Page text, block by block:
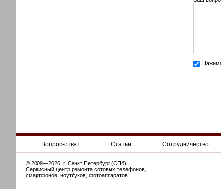
Вопрос-ответ Статьи Сотрудничество
© 2009—2026 г. Санкт Петербург (СПб)
Сервисный центр ремонта сотовых телефонов,
смартфонов, ноутбуков, фотоаппаратов